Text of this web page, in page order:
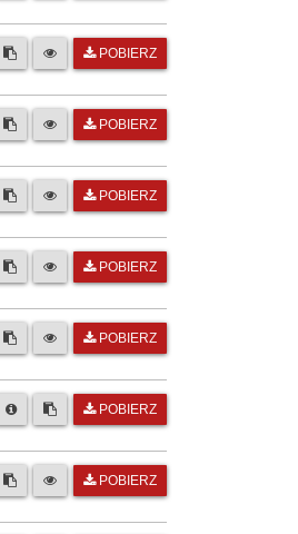
POBIERZ
POBIERZ
POBIERZ
POBIERZ
POBIERZ
POBIERZ
POBIERZ